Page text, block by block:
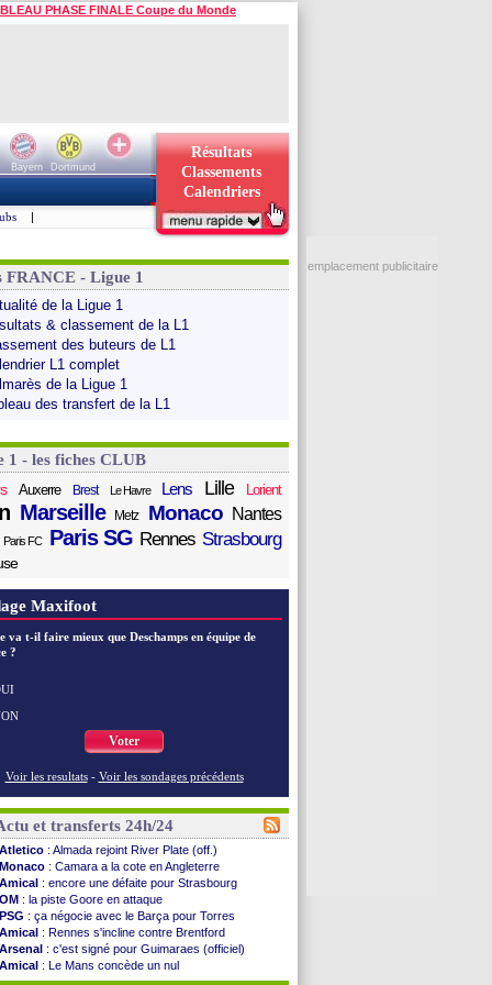
PHASE FINALE Coupe du Monde
Bayern
Dortmund
Résultats
Classements
Calendriers
|
FRANCE - Ligue 1
de la Ligue 1
& classement de la L1
des buteurs de L1
L1 complet
de la Ligue 1
des transfert de la L1
1 - les fiches CLUB
Auxerre Brest Le Havre Lens Lille Lorient
Marseille Metz Monaco Nantes
Paris FC Paris SG Rennes Strasbourg
Maxifoot
va t-il faire mieux que Deschamps en équipe de
?
Voter
Voir les resultats - Voir les sondages précédents
et transferts 24h/24
Atletico : Almada rejoint River Plate (off.)
Monaco : Camara a la cote en Angleterre
Amical : encore une défaite pour Strasbourg
OM : la piste Goore en attaque
PSG : ça négocie avec le Barça pour Torres
Amical : Rennes s'incline contre Brentford
Arsenal : c'est signé pour Guimaraes (officiel)
Amical : Le Mans concède un nul
Real: Mourinho durcit les règles
emplacement publicitaire